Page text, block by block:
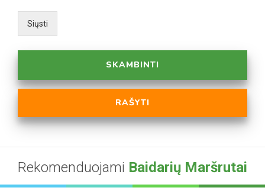
Siųsti
SKAMBINTI
RAŠYTI
Rekomenduojami Baidarių Maršrutai